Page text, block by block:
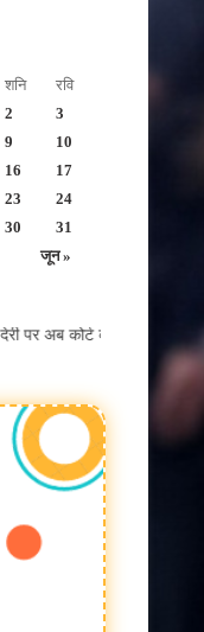
शनि रवि
जून »
2
3
9
10
16
17
23
24
30 31
अब कोर्ट के आदेश से ही होगा